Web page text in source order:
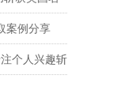
案例分享
个人兴趣斩